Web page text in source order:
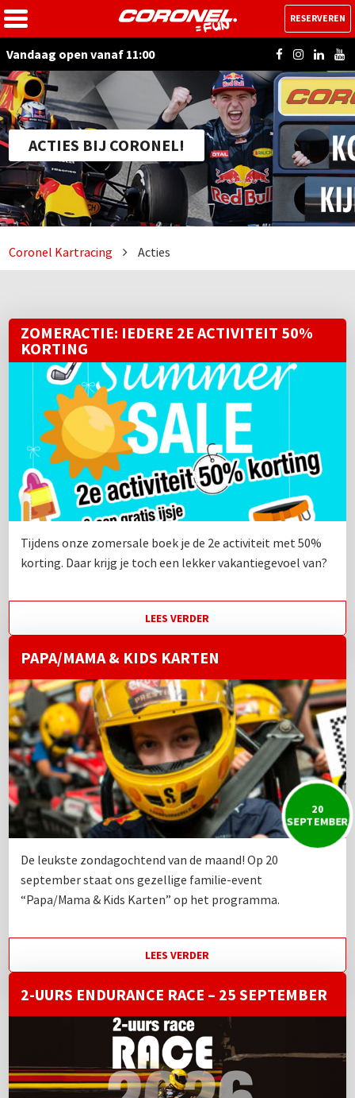
Vandaag open vanaf 11:00
RESERVEREN
ACTIES BIJ CORONEL!
Coronel Kartracing Acties
ZOMERACTIE: IEDERE 2E ACTIVITEIT 50%
KORTING
Tijdens onze zomersale boek je de 2e activiteit met 50%
korting. Daar krijg je toch een lekker vakantiegevoel van?
LEES VERDER
PAPA/MAMA & KIDS KARTEN
20
SEPTEMBER
De leukste zondagochtend van de maand! Op 20
september staat ons gezellige familie-event
“Papa/Mama & Kids Karten” op het programma.
LEES VERDER
2-UURS ENDURANCE RACE – 25 SEPTEMBER